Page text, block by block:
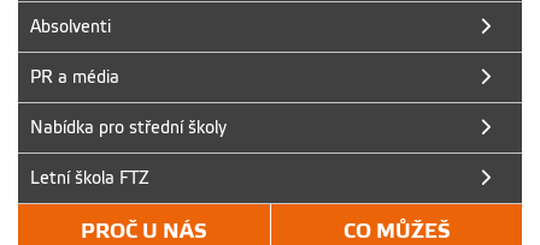
Absolventi
PR a média
Nabídka pro střední školy
Letní škola FTZ
PROČ U NÁS
CO MŮŽEŠ